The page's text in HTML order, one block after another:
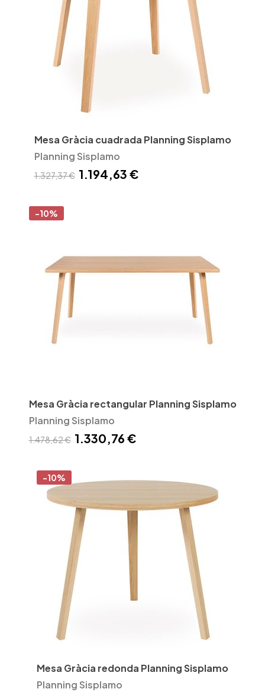
Mesa Gràcia cuadrada Planning Sisplamo
Planning Sisplamo
1.327,37 € 1.194,63 €
-10%
Mesa Gràcia rectangular Planning Sisplamo
Planning Sisplamo
1.478,62 € 1.330,76 €
-10%
Mesa Gràcia redonda Planning Sisplamo
Planning Sisplamo